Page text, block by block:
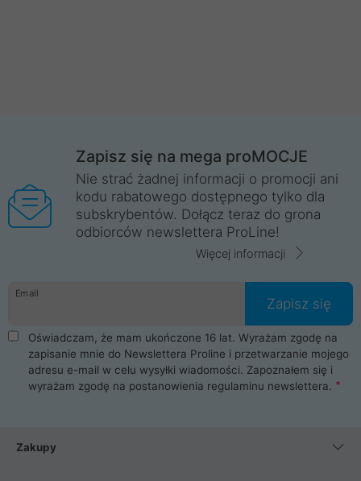
Zapisz się na mega proMOCJE
Nie strać żadnej informacji o promocji ani
kodu rabatowego dostępnego tylko dla
subskrybentów. Dołącz teraz do grona
odbiorców newslettera ProLine!
Więcej informacji
Email
Zapisz się
Oświadczam, że mam ukończone 16 lat. Wyrażam zgodę na
zapisanie mnie do Newslettera Proline i przetwarzanie mojego
adresu e-mail w celu wysyłki wiadomości. Zapoznałem się i
wyrażam zgodę na postanowienia regulaminu newslettera.
Zakupy